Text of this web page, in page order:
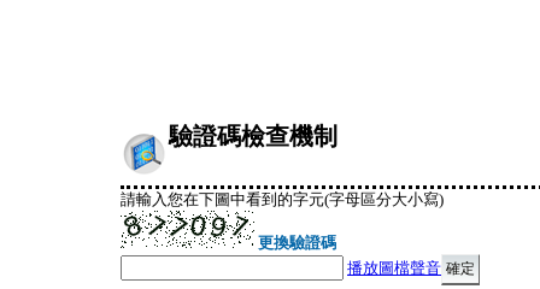
驗證碼檢查機制
請輸入您在下圖中看到的字元(字母區分大小寫)
更換驗證碼
播放圖檔聲音